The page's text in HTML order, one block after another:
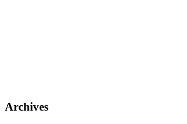
Archives